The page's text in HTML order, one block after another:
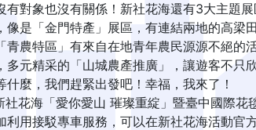
有對象也沒有關係！新社花海還有3大主題展
像是「金門特產」展區，有連結兩地的高梁
青農特區」有來自在地青年農民源源不絕的
多元精采的「山城農產推廣」，讓遊客不只
什麼，我們趕緊出發吧！幸福，我來了！
花海「愛你愛山 璀璨重綻」暨臺中國際花
利用接駁專車服務，可以在新社花海活動